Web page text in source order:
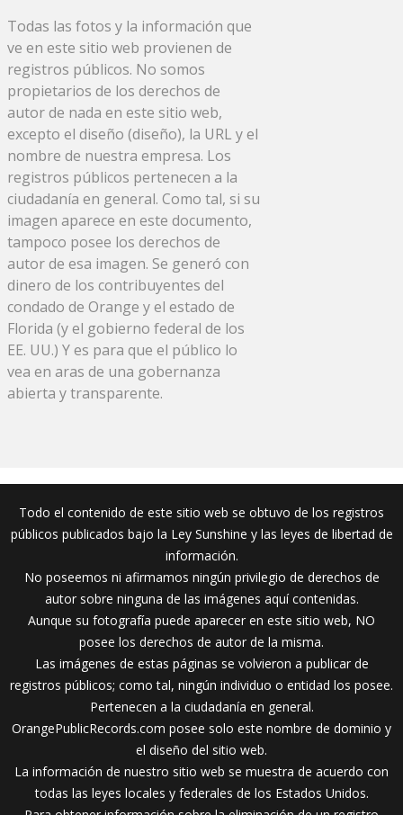
Todas las fotos y la información que
ve en este sitio web provienen de
registros públicos. No somos
propietarios de los derechos de
autor de nada en este sitio web,
excepto el diseño (diseño), la URL y el
nombre de nuestra empresa. Los
registros públicos pertenecen a la
ciudadanía en general. Como tal, si su
imagen aparece en este documento,
tampoco posee los derechos de
autor de esa imagen. Se generó con
dinero de los contribuyentes del
condado de Orange y el estado de
Florida (y el gobierno federal de los
EE. UU.) Y es para que el público lo
vea en aras de una gobernanza
abierta y transparente.
Todo el contenido de este sitio web se obtuvo de los registros
públicos publicados bajo la Ley Sunshine y las leyes de libertad de
información.
No poseemos ni afirmamos ningún privilegio de derechos de
autor sobre ninguna de las imágenes aquí contenidas.
Aunque su fotografía puede aparecer en este sitio web, NO
posee los derechos de autor de la misma.
Las imágenes de estas páginas se volvieron a publicar de
registros públicos; como tal, ningún individuo o entidad los posee.
Pertenecen a la ciudadanía en general.
OrangePublicRecords.com posee solo este nombre de dominio y
el diseño del sitio web.
La información de nuestro sitio web se muestra de acuerdo con
todas las leyes locales y federales de los Estados Unidos.